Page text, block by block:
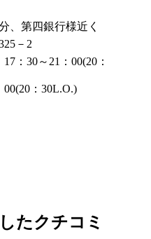
、第四銀行様近く
－2
：30～21：00(20：
00(20：30L.O.)
たクチコミ